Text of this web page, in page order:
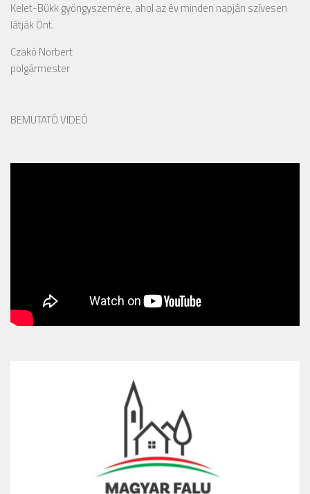
Kelet-Bükk gyöngyszemére, ahol az év minden napján szívesen
látják Önt.
Czakó Norbert
polgármester
BEMUTATÓ VIDEÓ